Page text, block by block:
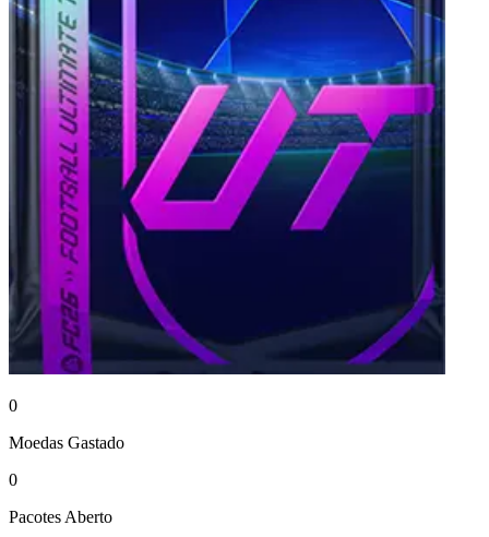
0
Moedas Gastado
0
Pacotes Aberto